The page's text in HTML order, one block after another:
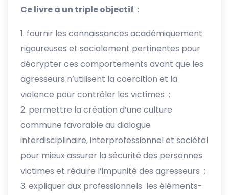
Ce livre a un triple objectif :
fournir les connaissances académiquement
rigoureuses et socialement pertinentes pour
décrypter ces comportements avant que les
agresseurs n’utilisent la coercition et la
violence pour contrôler les victimes ;
permettre la création d’une culture
commune favorable au dialogue
interdisciplinaire, interprofessionnel et sociétal
pour mieux assurer la sécurité des personnes
victimes et réduire l’impunité des agresseurs ;
expliquer aux professionnels les éléments-